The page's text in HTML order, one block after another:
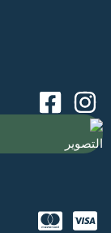
التصوير